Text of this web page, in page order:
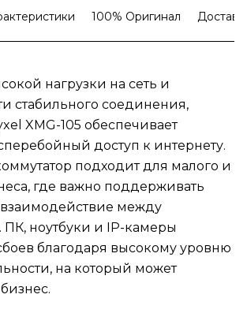
100% Оригинал
нагрузки на сеть и
стабильного соединения,
XMG-105 обеспечивает
доступ к интернету.
подходит для малого и
где важно поддерживать
между
ПК, ноутбуки и IP-камеры
благодаря высокому уровню
на который может